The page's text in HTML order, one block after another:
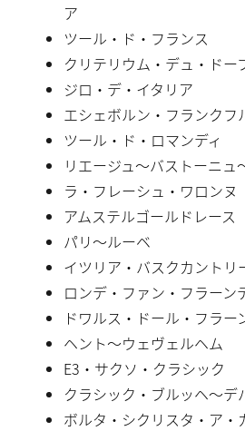
ア
ツール・ド・フランス
クリテリウム・デュ・ドー
ジロ・デ・イタリア
エシェボルン・フランクフ
ツール・ド・ロマンディ
リエージュ〜バストーニュ
ラ・フレーシュ・ワロンヌ
アムステルゴールドレース
パリ〜ルーベ
イツリア・バスクカントリ
ロンデ・ファン・フラーン
ドワルス・ドール・フラー
ヘント〜ウェヴェルヘム
E3・サクソ・クラシック
クラシック・ブルッヘ〜デ
ボルタ・シクリスタ・ア・